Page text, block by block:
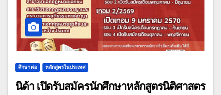
ศึกษาต่อ หลักสูตรในประเทศ
นิด้า เปิดรับสมัครนักศึกษาหลักสูตรนิติศาสตร